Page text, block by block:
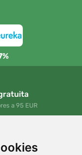
a 95 EUR
cualquier momento